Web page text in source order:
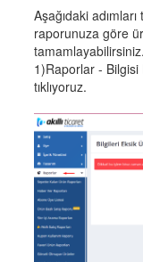
Aşağıdaki
raporunuza göre
tamamlayabilirsiniz.
1)Raporlar - Bilgisi
tıklıyoruz.